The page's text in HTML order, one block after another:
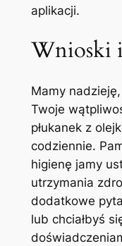
aplikacji.
Wnioski
Mamy
Twoje
płukanek⁤ z
codziennie.
higienę jamy‌
utrzymania
dodatkowe
lub chciałbyś